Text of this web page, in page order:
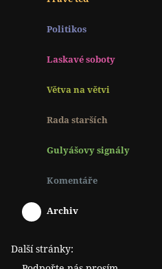
Politikos
Laskavé soboty
Větva na větvi
Rada starších
Gulyášovy signály
Komentáře
Archiv
Další stránky: